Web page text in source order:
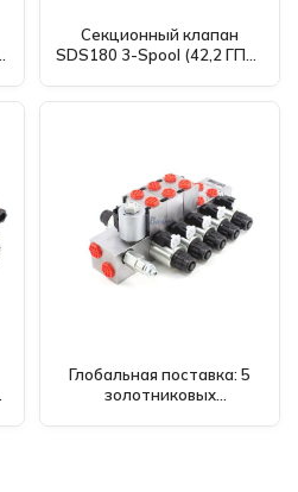
Секционный клапан
SDS180 3-Spool (42,2 ГПМ)
Глобальная поставка: 5
золотниковых